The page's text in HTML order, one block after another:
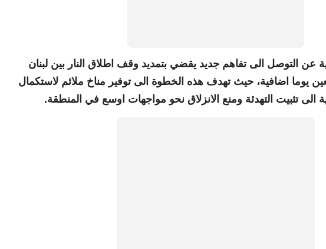
عن التوصل الى تفاهم جديد يقضي بتمديد وقف اطلاق النار بين لبنان
يوما اضافية، حيث تهدف هذه الخطوة الى توفير مناخ ملائم لاستكمال
الى تثبيت التهدئة ومنع الانزلاق نحو مواجهات اوسع في المنطقة.